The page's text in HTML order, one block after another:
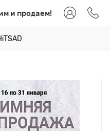
и продаем!